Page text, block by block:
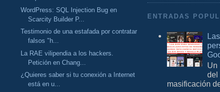
WordPress: SQL Injection Bug en
Scarcity Builder P...
Testimonio de una estafada por contratar
falsos "h...
La RAE vilipendia a los hackers.
Petición en Chang...
¿Quieres saber si tu conexión a Internet
está en u...
ENTRADAS
Un
del
masificación